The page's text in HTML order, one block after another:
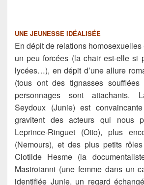
UNE JEUNESSE IDÉALISÉE
En dépit de relations
un peu forcées (la chair est-elle si
lycées…), en dépit d’une allure
(tous ont des tignasses
personnages sont attachants.
Seydoux (Junie) est
gravitent des acteurs qui nous
Leprince-Ringuet (Otto), plus
(Nemours), et des plus petits
Clotilde Hesme (la
Mastroianni (une femme dans un
identifiée Junie, un regard